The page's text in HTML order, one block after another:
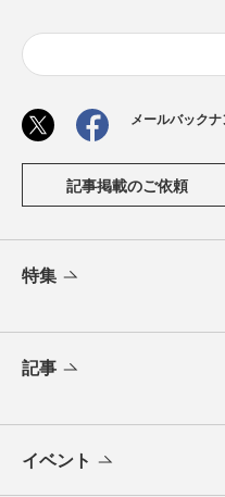
メールバック
記事掲載のご依頼
特集
記事
イベント